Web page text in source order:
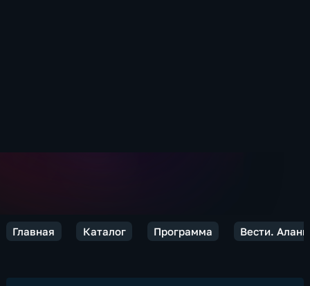
Главная Каталог Программа Вести.